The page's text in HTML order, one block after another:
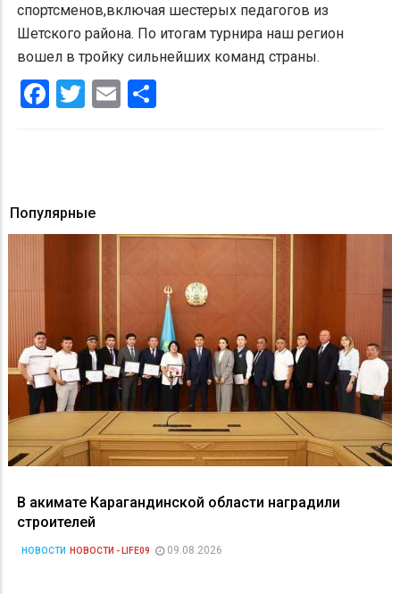
спортсменов,включая шестерых педагогов из
Шетского района. По итогам турнира наш регион
вошел в тройку сильнейших команд страны.
Facebook
Twitter
Email
Популярные
В акимате Карагандинской области наградили
строителей
НОВОСТИ НОВОСТИ - LIFE09 09.08.2026